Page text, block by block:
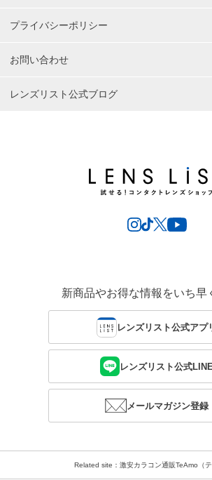
プライバシーポリシー
お問い合わせ
レンズリスト公式ブログ
新商品やお得な情報をいち早
レンズリスト公式アプ
レンズリスト公式LINE
メールマガジン登録
Related site：激安カラコン通販TeAmo（テ